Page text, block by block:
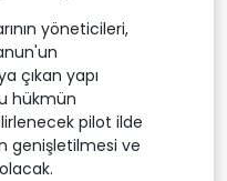
yöneticileri,
çıkan yapı
hükmün
pilot ilde
genişletilmesi ve